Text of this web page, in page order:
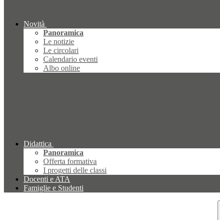
Novità
Panoramica
Le notizie
Le circolari
Calendario eventi
Albo online
Didattica
Panoramica
Offerta formativa
I progetti delle classi
Docenti e ATA
Famiglie e Studenti